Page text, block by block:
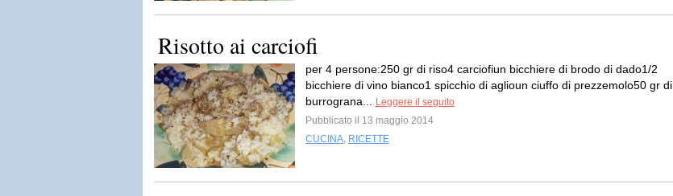
Risotto ai carciofi
per 4 persone:250 gr di riso4 carciofiun bicchiere di brodo di dado1/2
bicchiere di vino bianco1 spicchio di aglioun ciuffo di prezzemolo50 gr di
burrograna...
Leggere il seguito
Pubblicato il 13 maggio 2014
CUCINA, RICETTE